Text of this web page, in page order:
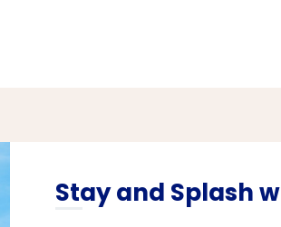
Stay and Splash